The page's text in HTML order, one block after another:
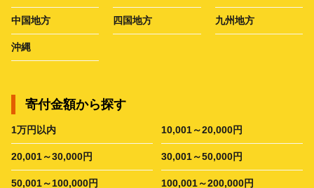
中国地方 四国地方 九州地方
沖縄
寄付金額から探す
1万円以内 10,001～20,000円
20,001～30,000円 30,001～50,000円
50,001～100,000円 100,001～200,000円